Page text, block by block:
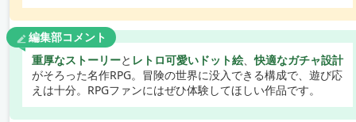
編集部コメント
重厚なストーリーと レトロ可愛いドット絵、快適なガチャ設計
がそろった名作RPG。冒険の世界に没入できる構成で、遊び応
えは十分。RPGファンにはぜひ体験してほしい作品です。